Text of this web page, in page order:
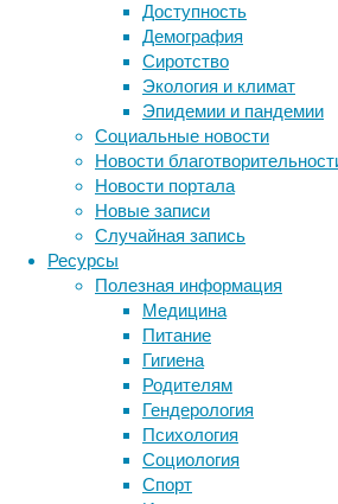
Доступность
Демография
Сиротство
Экология и климат
Эпидемии и пандемии
Социальные новости
Новости
Новости портала
Новые записи
Случайная запись
Ресурсы
Полезная информация
Медицина
Питание
Гигиена
Родителям
Гендерология
Психология
Социология
Спорт
Как
сообщается
в
статье,
опубликованной
журнале
Neuropsychopharmacology
улучшение
симптомов
наблюдалось